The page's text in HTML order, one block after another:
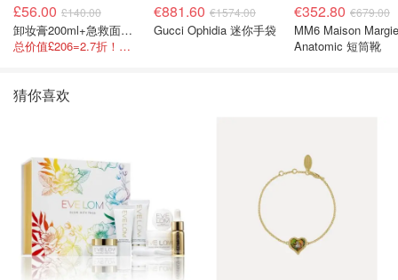
£56.00 £140.00
卸妆膏200ml+急救面膜100ml+青春面霜15ml
总价值£206=2.7折！闭眼冲这套！
€881.60 €1574.00
Gucci Ophidia 迷你手袋
€352.80 €679.00
MM6 Maison
Anatomic 短筒靴
猜你喜欢